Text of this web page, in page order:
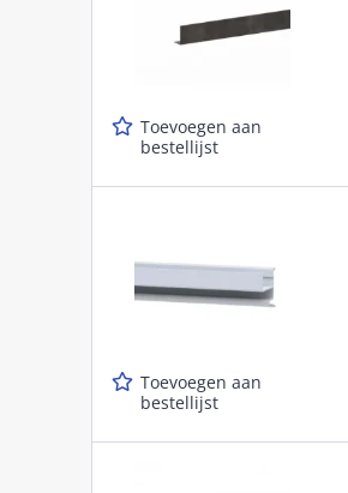
Toevoegen aan
bestellijst
Toevoegen aan
bestellijst